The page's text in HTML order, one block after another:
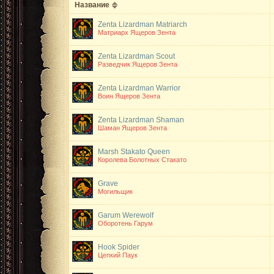
Название
Zenta Lizardman Matriarch
Матриарх Ящеров Зента
Zenta Lizardman Scout
Разведчик Ящеров Зента
Zenta Lizardman Warrior
Воин Ящеров Зента
Zenta Lizardman Shaman
Шаман Ящеров Зента
Marsh Stakato Queen
Королева Болотных Стакато
Grave
Могильщик
Garum Werewolf
Оборотень Гарум
Hook Spider
Цепкий Паук